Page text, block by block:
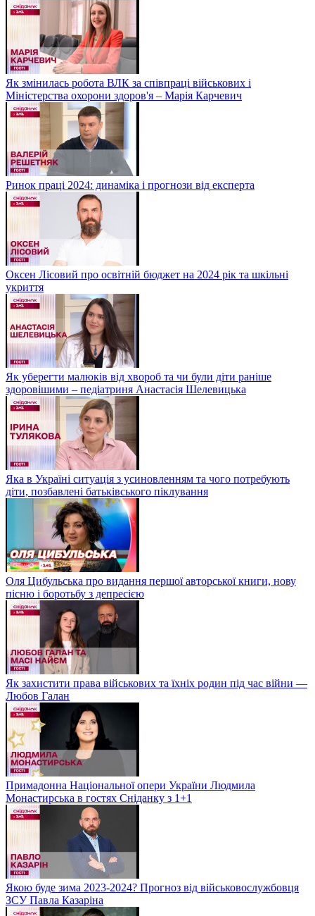
Як змінилась робота ВЛК за співпраці військових і
Міністерства охорони здоров'я – Марія Карчевич
Ринок праці 2024: динаміка і прогнози від експерта
Оксен Лісовий про освітній бюджет на 2024 рік та шкільні
укриття
Як уберегти малюків від хвороб та чи були діти раніше
здоровішими – педіатриня Анастасія Шелевицька
Яка в Україні ситуація з усиновленням та чого потребують
діти, позбавлені батьківського піклування
Оля Цибульська про видання першої авторської книги, нову
пісню і боротьбу з депресією
Як захистити права військових та їхніх родин під час війни —
Любов Галан
Примадонна Національної опери України Людмила
Монастирська в гостях Сніданку з 1+1
Якою буде зима 2023-2024? Прогноз від військовослужбовця
ЗСУ Павла Казаріна